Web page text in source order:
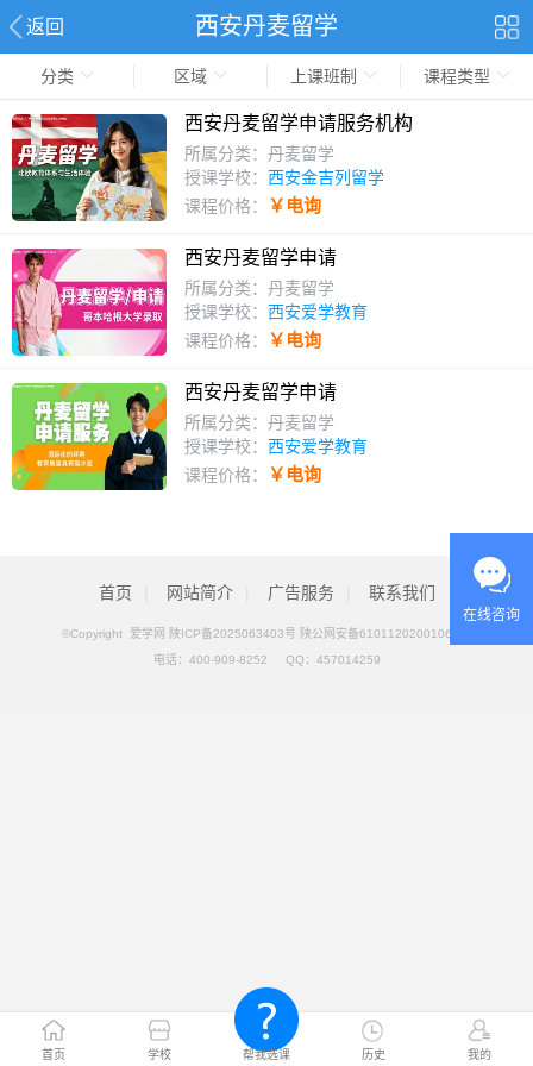
返回 西安丹麦留学
首页 学校 帮我选课 历史 我的
分类 区域 上课班制 课程类型
西安丹麦留学申请服务机构
所属分类：丹麦留学
授课学校： 西安金吉列留学
课程价格：
￥电询
西安丹麦留学申请
所属分类：丹麦留学
授课学校： 西安爱学教育
课程价格：
￥电询
西安丹麦留学申请
所属分类：丹麦留学
授课学校： 西安爱学教育
课程价格：
￥电询
首页 网站简介 广告服务 联系我们
©Copyright 爱学网
陕ICP备2025063403号 陕公网安备61011202001069号
电话： 400-909-8252 QQ： 457014259
在线咨询